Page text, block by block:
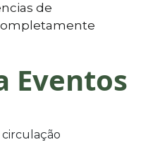
de
Eventos
circulação